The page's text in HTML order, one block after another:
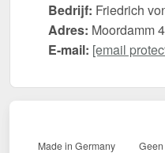
Bedrijf: Friedrich
Adres: Moordamm
E-mail: [email
Made in Germany